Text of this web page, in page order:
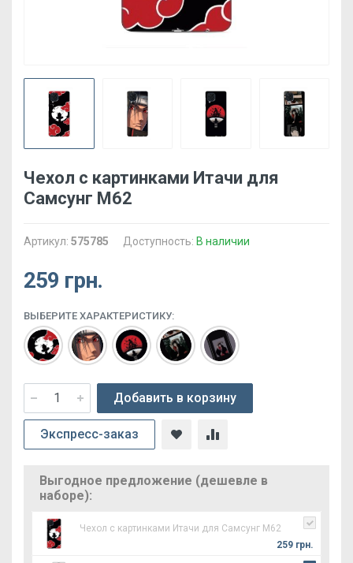
Чехол с картинками Итачи для
Самсунг М62
Артикул: 575785 Доступность: В наличии
259 грн.
ВЫБЕРИТЕ ХАРАКТЕРИСТИКУ:
Добавить в корзину
Экспресс-заказ
Выгодное предложение (дешевле в
наборе):
Чехол с картинками Итачи для Самсунг М62
259 грн.